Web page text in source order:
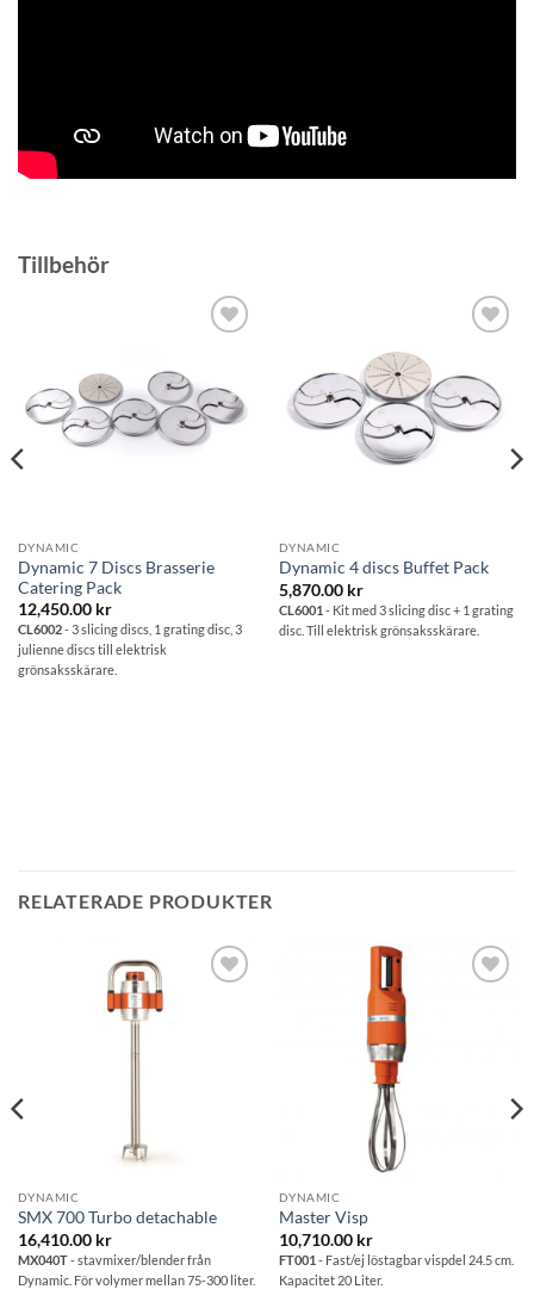
Tillbehör
DYNAMIC
Dynamic 7 Discs Brasserie
Catering Pack
12,450.00 kr
CL6002- 3 slicing discs, 1 grating disc, 3
julienne discs till elektrisk
grönsaksskärare.
DYNAMIC
Dynamic 4 discs Buffet Pack
5,870.00 kr
CL6001 - Kit med 3 slicing disc + 1 grating
disc. Till elektrisk grönsaksskärare.
RELATERADE PRODUKTER
DYNAMIC
SMX 700 Turbo detachable
16,410.00 kr
MX040T- stavmixer/blender från
Dynamic. För volymer mellan 75-300 liter.
DYNAMIC
Master Visp
10,710.00 kr
FT001 - Fast/ej löstagbar vispdel 24.5 cm.
Kapacitet 20 Liter.